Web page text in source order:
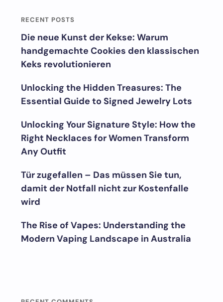
RECENT POSTS
Die neue Kunst der Kekse: Warum
handgemachte Cookies den klassischen
Keks revolutionieren
Unlocking the Hidden Treasures: The
Essential Guide to Signed Jewelry Lots
Unlocking Your Signature Style: How the
Right Necklaces for Women Transform
Any Outfit
Tür zugefallen – Das müssen Sie tun,
damit der Notfall nicht zur Kostenfalle
wird
The Rise of Vapes: Understanding the
Modern Vaping Landscape in Australia